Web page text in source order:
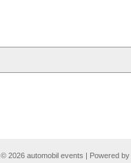
© 2026 automobil events | Powered by